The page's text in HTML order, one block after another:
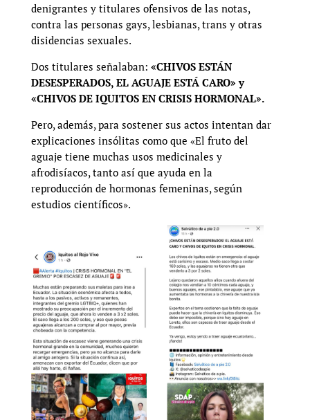
denigrantes y titulares ofensivos de las notas,
contra las personas gays, lesbianas, trans y otras
disidencias sexuales.
Dos titulares señalaban: «CHIVOS ESTÁN
DESESPERADOS, EL AGUAJE ESTÁ CARO» y
«CHIVOS DE IQUITOS EN CRISIS HORMONAL».
Pero, además, para sostener sus actos intentan dar
explicaciones insólitas como que «El fruto del
aguaje tiene muchas usos medicinales y
afrodisíacos, tanto así que ayuda en la
reproducción de hormonas femeninas, según
estudios científicos».